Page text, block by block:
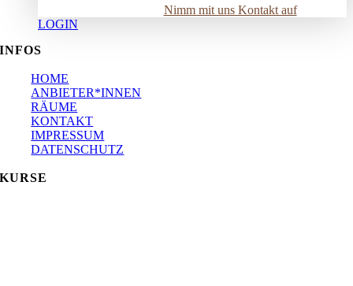
Nimm mit uns Kontakt auf
LOGIN
INFOS
HOME
ANBIETER*INNEN
RÄUME
KONTAKT
IMPRESSUM
DATENSCHUTZ
KURSE